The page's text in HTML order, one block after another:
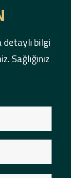
bilgi
Sağlığınız